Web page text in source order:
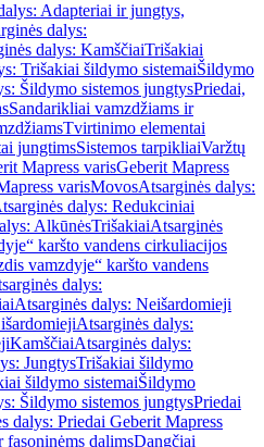
Adapteriai ir jungtys,
dalys:
dalys: KamščiaiTrišakiai
Trišakiai šildymo sistemaiŠildymo
Šildymo sistemos jungtysPriedai,
Sandarikliai vamzdžiams ir
Tvirtinimo elementai
jungtimsSistemos tarpikliaiVaržtų
Mapress varisGeberit Mapress
varisMovosAtsarginės dalys:
dalys: Redukciniai
AlkūnėsTrišakiaiAtsarginės
karšto vandens cirkuliacijos
vamzdyje“ karšto vandens
dalys:
Atsarginės dalys: Neišardomieji
Atsarginės dalys:
KamščiaiAtsarginės dalys:
JungtysTrišakiai šildymo
šildymo sistemaiŠildymo
Šildymo sistemos jungtysPriedai
dalys: Priedai Geberit Mapress
fasoninėms dalimsDangčiai